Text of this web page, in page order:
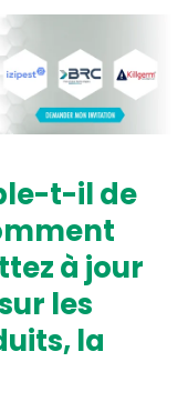
t-il de
à jour
les
la